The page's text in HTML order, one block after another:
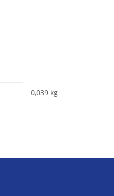
0,039 kg